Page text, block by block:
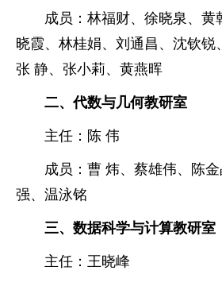
成员： 林福财、 徐晓泉 、 黄
晓霞、 林桂娟、 刘通昌 、 沈钦锐、
张 静、 张小莉、 黄燕晖
二、代数与几何教研室
主任： 陈 伟
成员： 曹 炜、 蔡雄伟、陈金
强、 温泳铭
三、数据科学与计算教研室
主任： 王晓峰